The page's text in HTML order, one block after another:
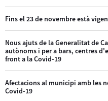
Fins el 23 de novembre està
Nous ajuts de la Generalitat de
autònoms i per a bars, centres
front a la Covid-19
Afectacions al municipi amb les
Covid-19